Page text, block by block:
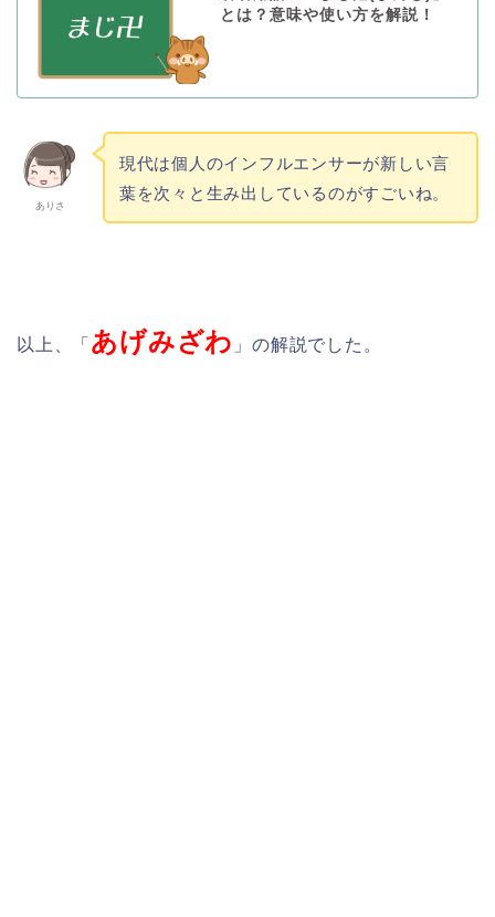
とは？意味や使い方を解説！
ありさ
現代は個人のインフルエンサーが新しい言
葉を次々と生み出しているのがすごいね。
以上、「 あげみざわ 」の解説でした。